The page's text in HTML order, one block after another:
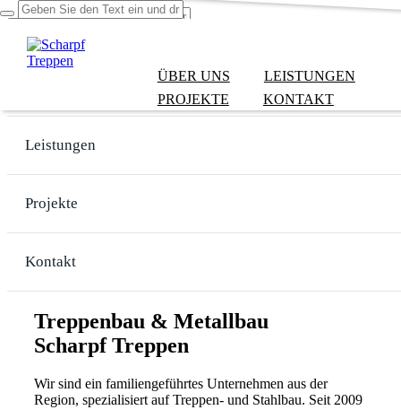
ÜBER UNS
LEISTUNGEN
PROJEKTE
KONTAKT
Leistungen
Projekte
Kontakt
Treppenbau & Metallbau
Scharpf Treppen
Wir sind ein familiengeführtes Unternehmen aus der
Region, spezialisiert auf Treppen- und Stahlbau. Seit 2009